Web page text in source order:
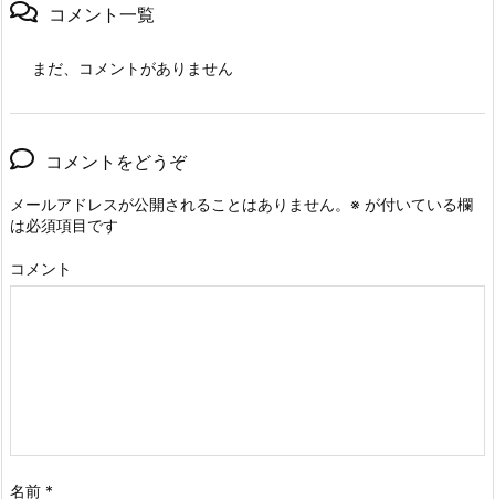
コメント一覧
まだ、コメントがありません
コメントをどうぞ
メールアドレスが公開されることはありません。 ※ が付いている欄
は必須項目です
コメント
名前 *